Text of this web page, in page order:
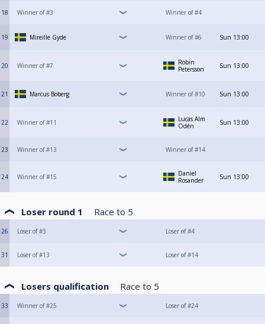
18 Winner of #3 Winner of #4
19 Mireille Gyde Winner of #6 Sun 13:00
20 Winner of #7
Robin
Petersson
Sun 13:00
21 Marcus Boberg Winner of #10 Sun 13:00
22 Winner of #11
Lucas Alm
Odén
Sun 13:00
23 Winner of #13 Winner of #14
24 Winner of #15
Daniel
Rosander
Sun 13:00
Loser round 1 Race to 5
26 Loser of #3 Loser of #4
31 Loser of #13 Loser of #14
Losers qualification Race to 5
33 Winner of #25 Loser of #24